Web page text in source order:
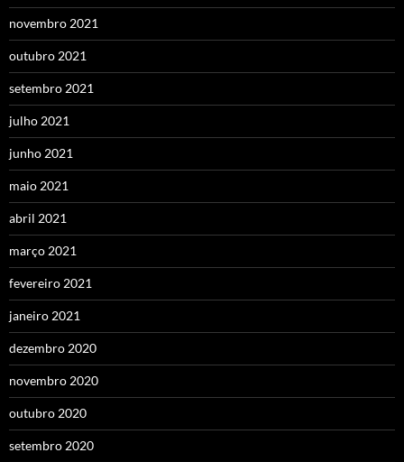
novembro 2021
outubro 2021
setembro 2021
julho 2021
junho 2021
maio 2021
abril 2021
março 2021
fevereiro 2021
janeiro 2021
dezembro 2020
novembro 2020
outubro 2020
setembro 2020